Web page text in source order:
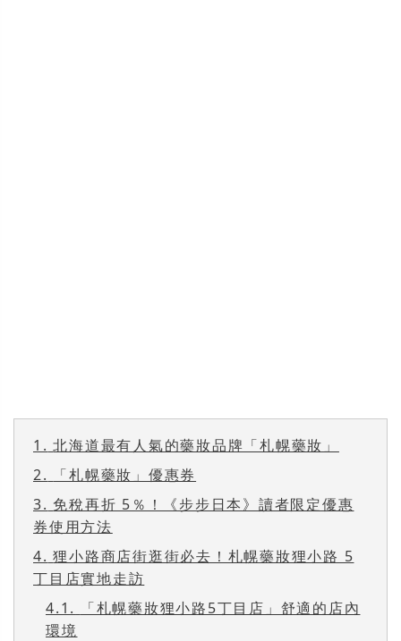
1. 北海道最有人氣的藥妝品牌「札幌藥妝」
2.
「札幌藥妝」優惠券
3. 免稅再折 5％！《步步日本》讀者限定優惠
券使用方法
4. 狸小路商店街逛街必去！札幌藥妝狸小路 5
丁目店實地走訪
4.1.
「札幌藥妝狸小路5丁目店」舒適的店內
環境